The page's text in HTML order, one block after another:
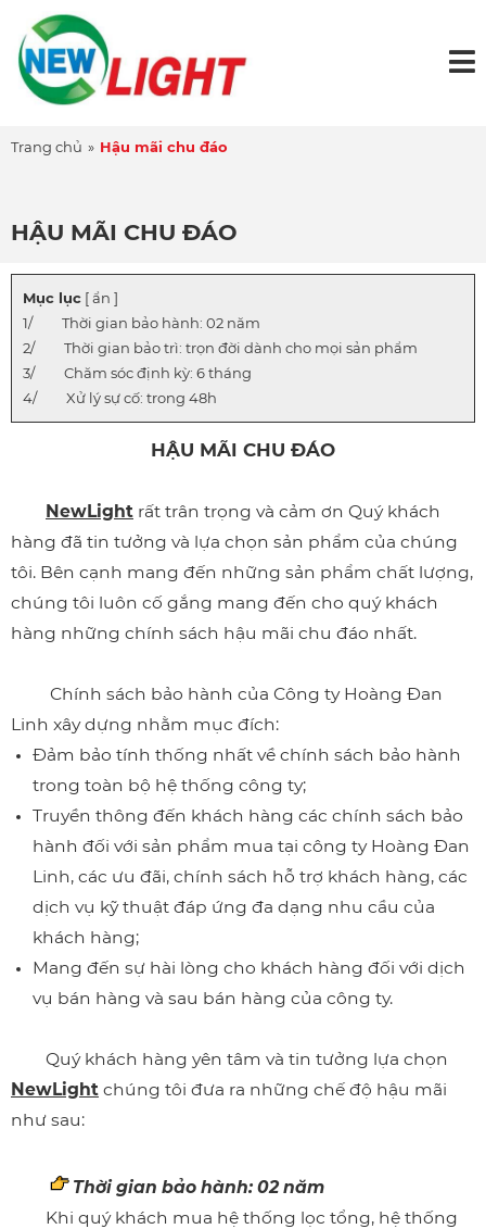
Trang chủ » Hậu mãi chu đáo
HẬU MÃI CHU ĐÁO
Mục lục [ ẩn ]
Thời gian bảo hành: 02 năm
Thời gian bảo trì: trọn đời dành cho mọi sản phẩm
Chăm sóc định kỳ: 6 tháng
Xử lý sự cố: trong 48h
HẬU MÃI CHU ĐÁO
NewLight rất trân trọng và cảm ơn Quý khách
hàng đã tin tưởng và lựa chọn sản phẩm của chúng
tôi. Bên cạnh mang đến những sản phẩm chất lượng,
chúng tôi luôn cố gắng mang đến cho quý khách
hàng những chính sách hậu mãi chu đáo nhất.
Chính sách bảo hành của Công ty Hoàng Đan
Linh xây dựng nhằm mục đích:
Đảm bảo tính thống nhất về chính sách bảo hành
trong toàn bộ hệ thống công ty;
Truyền thông đến khách hàng các chính sách bảo
hành đối với sản phẩm mua tại công ty Hoàng Đan
Linh, các ưu đãi, chính sách hỗ trợ khách hàng, các
dịch vụ kỹ thuật đáp ứng đa dạng nhu cầu của
khách hàng;
Mang đến sự hài lòng cho khách hàng đối với dịch
vụ bán hàng và sau bán hàng của công ty.
Quý khách hàng yên tâm và tin tưởng lựa chọn
NewLight chúng tôi đưa ra những chế độ hậu mãi
như sau:
Thời gian bảo hành: 02 năm
Khi quý khách mua hệ thống lọc tổng, hệ thống